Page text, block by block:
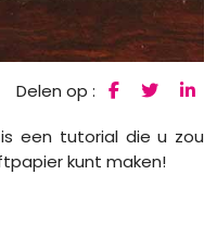
Delen op :
een tutorial die u zou
kunt maken!